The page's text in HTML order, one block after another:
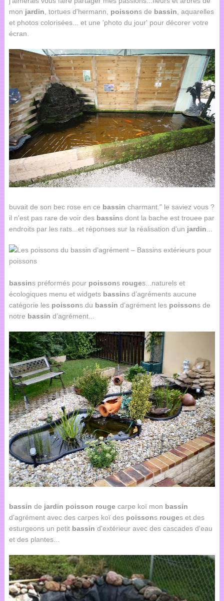
mon jardin, tortues d'hermann, poissons de bassin, aquarelles
et photos colorisées... et une 'photo du jour' pour décorer votre
écran.
buvait de son bec rose en ce bassin charmant." le saviez vous ?
il n'est pas rare de voir des bassins dont la bache est trouee par
endroits par les rats...et réponses sur la réalisation d'un jardin
bassins préformés pour poissons rouges...naturels et
écologiques menu et widgets bassins d’agréments aucune
catégorie les poissons du bassin d’agrément les poissons de
notre bassin d’agrément...
bassin de jardin poisson rougecarpe koï mon bassin
d'agrément avec des carpes koï des poissons rouges et des
esturgeons un petit bassin d'extérieur avec des cascades d'eau
et des plantes...